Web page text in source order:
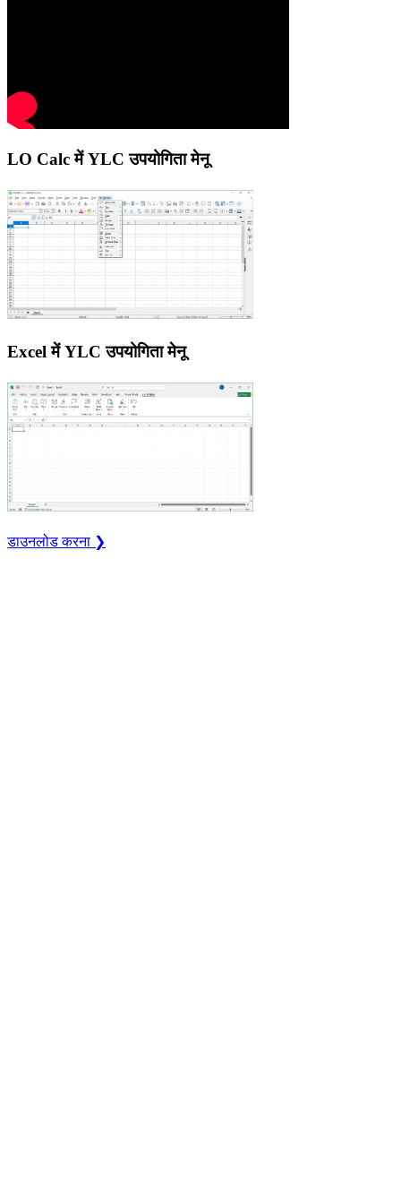
LO Calc में YLC उपयोगिता मेनू
Excel में YLC उपयोगिता मेनू
डाउनलोड करना ❯